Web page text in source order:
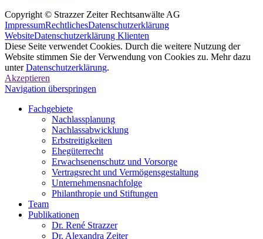
Copyright © Strazzer Zeiter Rechtsanwälte AG
ImpressumRechtlichesDatenschutzerklärung
WebsiteDatenschutzerklärung Klienten
Diese Seite verwendet Cookies. Durch die weitere Nutzung der
Website stimmen Sie der Verwendung von Cookies zu. Mehr dazu
unterDatenschutzerklärung.
Akzeptieren
Navigation überspringen
Fachgebiete
Nachlassplanung
Nachlassabwicklung
Erbstreitigkeiten
Ehegüterrecht
Erwachsenenschutz und Vorsorge
Vertragsrecht und Vermögensgestaltung
Unternehmensnachfolge
Philanthropie und Stiftungen
Team
Publikationen
Dr. René Strazzer
Dr. Alexandra Zeiter